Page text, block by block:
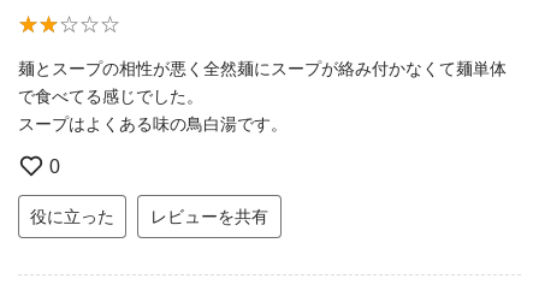
麺とスープの相性が悪く全然麺にスープが絡み付かなくて麺単体
で食べてる感じでした。
スープはよくある味の鳥白湯です。
0
役に立った レビューを共有